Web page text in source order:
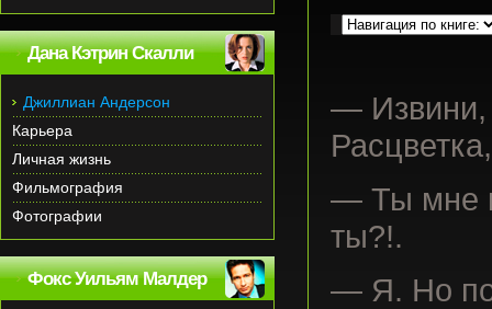
—
— Ты мне
ты?!.
— Я. Но
Дана Кэтрин Скалли
Джиллиан Андерсон
Карьера
Личная жизнь
Фильмография
Фотографии
Фокс Уильям Малдер